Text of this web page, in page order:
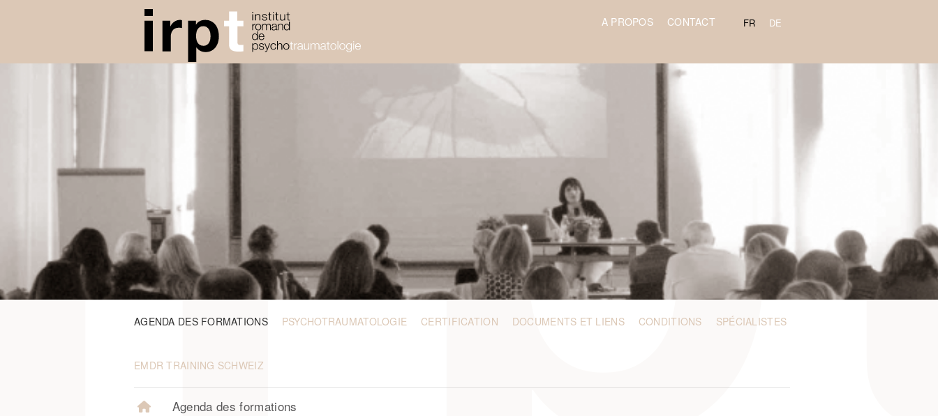
FR DE
A PROPOS CONTACT
AGENDA DES FORMATIONS PSYCHOTRAUMATOLOGIE CERTIFICATION DOCUMENTS ET LIENS CONDITIONS SPÉCIALISTES
EMDR TRAINING SCHWEIZ
Agenda des formations